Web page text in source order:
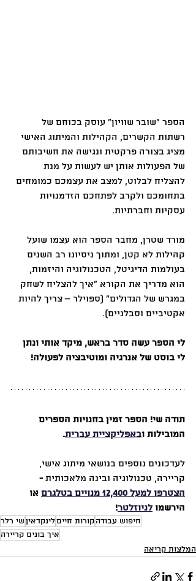
הספר "שובר שוויון" עוסק בכוחם של
רשתות הקשרים, הקהילות והמיתוג האישי
מציג בצורה פרקטית ונגישה את חשיבותם
של הפעולות אותן יש לעשות על מנת
להצליח לבלוט, למצב את עצמכם כמומחים
בתחומכם ולקרב לפתחכם הזדמנויות
עסקיות וחברתיות.
מורד שטרן, מחבר הספר הוא עצמו שועל
קהילות לא קטן, ומתוך ניסיונו רב השנים
בעולמות הדיגיטל, הטכנולוגיה והיזמות,
הוא מדריך את הקורא "איך להצליח לשחק
במגרש של הגדולים" (ספוילר – צריך להיות
אקטיביים וסבלניים).
לי הספר עשה סדר בראש, מיקד אותי ונתן
לי בוסט של אנרגיה ומוטיבציה לפעולה!
תודה שי! הספר זמין בחנויות הספרים
המובילות ובאפליקציית עברית.
לעדכונים נוספים בנושאי מיתוג אישי,
קריירה, טכנולוגיה ובינה מלאכותית -
הצטרפו למעל 12,400 מנויים בטלגרם
או
הירשמו לניוזלטר!
חיפוש עבודהקורות חייםלינקדאיןשי רלר
איך בונים קריירה
המלצות קריאה